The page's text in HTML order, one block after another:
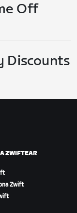
Off
Discounts
ZWIFTEAR
Zwift